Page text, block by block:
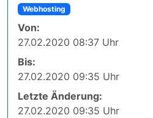
Webhosting
Von:
27.02.2020 08:37 Uhr
Bis:
27.02.2020 09:35 Uhr
Letzte Änderung:
27.02.2020 09:35 Uhr